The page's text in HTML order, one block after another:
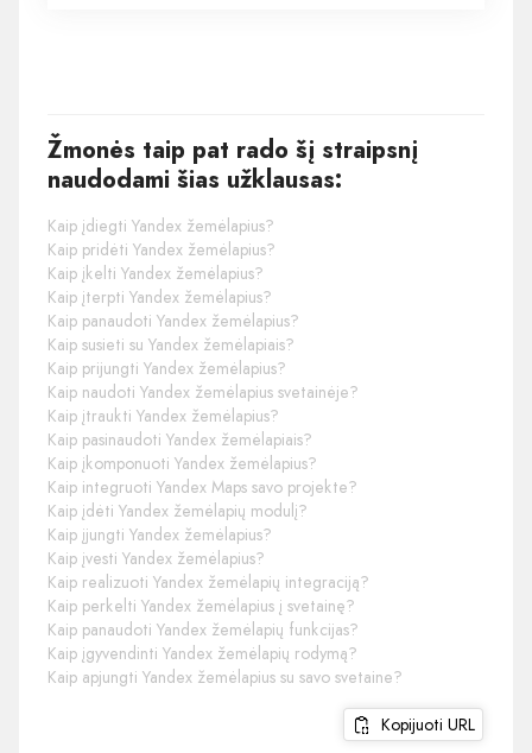
Žmonės taip pat rado šį straipsnį
naudodami šias užklausas:
Kaip įdiegti Yandex žemėlapius?
Kaip pridėti Yandex žemėlapius?
Kaip įkelti Yandex žemėlapius?
Kaip įterpti Yandex žemėlapius?
Kaip panaudoti Yandex žemėlapius?
Kaip susieti su Yandex žemėlapiais?
Kaip prijungti Yandex žemėlapius?
Kaip naudoti Yandex žemėlapius svetainėje?
Kaip įtraukti Yandex žemėlapius?
Kaip pasinaudoti Yandex žemėlapiais?
Kaip įkomponuoti Yandex žemėlapius?
Kaip integruoti Yandex Maps savo projekte?
Kaip įdėti Yandex žemėlapių modulį?
Kaip įjungti Yandex žemėlapius?
Kaip įvesti Yandex žemėlapius?
Kaip realizuoti Yandex žemėlapių integraciją?
Kaip perkelti Yandex žemėlapius į svetainę?
Kaip panaudoti Yandex žemėlapių funkcijas?
Kaip įgyvendinti Yandex žemėlapių rodymą?
Kaip apjungti Yandex žemėlapius su savo svetaine?
Kopijuoti URL